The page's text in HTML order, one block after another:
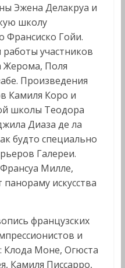
Эжена Делакруа и
школу
Франсиско Гойи.
участников
Жерома, Поля
Произведения
Камиля Коро и
школы Теодора
Диаза де ла
будто специально
Галереи.
Милле,
искусства
французских
и
Клода Моне, Огюста
Камиля Писсарро,